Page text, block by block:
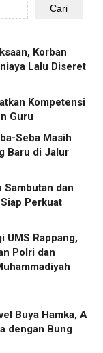
Cari
Korban
Lalu Diseret
Kompetensi
Guru
Seba Masih
Baru di Jalur
Sambutan dan
Perkuat
UMS Rappang,
Polri dan
Buya Hamka, A
dengan Bung